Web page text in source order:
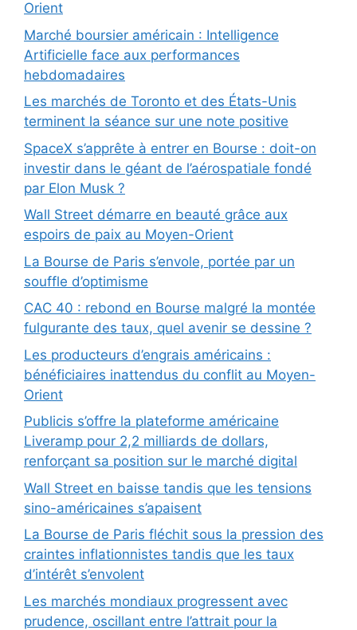
Orient
Marché boursier américain : Intelligence
Artificielle face aux performances
hebdomadaires
Les marchés de Toronto et des États-Unis
terminent la séance sur une note positive
SpaceX s’apprête à entrer en Bourse : doit-on
investir dans le géant de l’aérospatiale fondé
par Elon Musk ?
Wall Street démarre en beauté grâce aux
espoirs de paix au Moyen-Orient
La Bourse de Paris s’envole, portée par un
souffle d’optimisme
CAC 40 : rebond en Bourse malgré la montée
fulgurante des taux, quel avenir se dessine ?
Les producteurs d’engrais américains :
bénéficiaires inattendus du conflit au Moyen-
Orient
Publicis s’offre la plateforme américaine
Liveramp pour 2,2 milliards de dollars,
renforçant sa position sur le marché digital
Wall Street en baisse tandis que les tensions
sino-américaines s’apaisent
La Bourse de Paris fléchit sous la pression des
craintes inflationnistes tandis que les taux
d’intérêt s’envolent
Les marchés mondiaux progressent avec
prudence, oscillant entre l’attrait pour la